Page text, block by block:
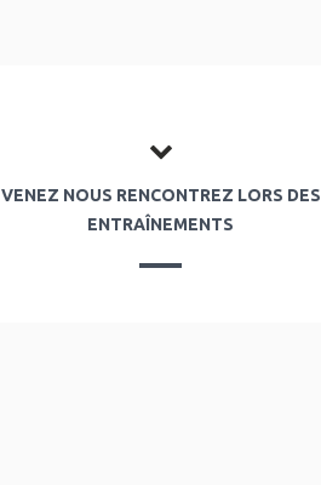
VENEZ NOUS RENCONTREZ LORS DES
ENTRAÎNEMENTS